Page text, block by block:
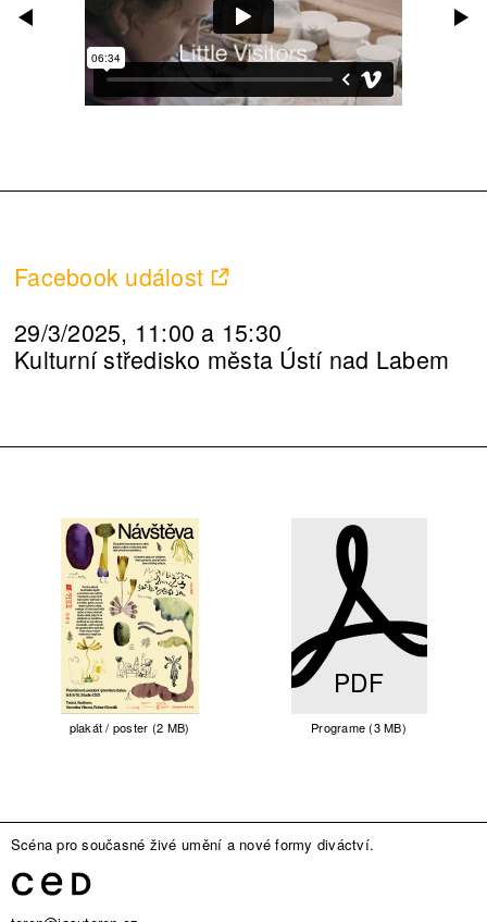
Facebook událost
29/3/2025, 11:00 a 15:30
Kulturní středisko města Ústí nad Labem
plakát / poster (2 MB)
PDF
Programe (3 MB)
Scéna pro současné živé umění a nové formy diváctví.